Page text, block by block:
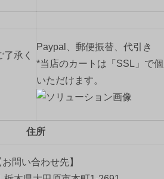
承く
Paypal、郵便振替、代引き
*当店のカートは「SSL」で
いただけます。
住所
お問い合わせ先】